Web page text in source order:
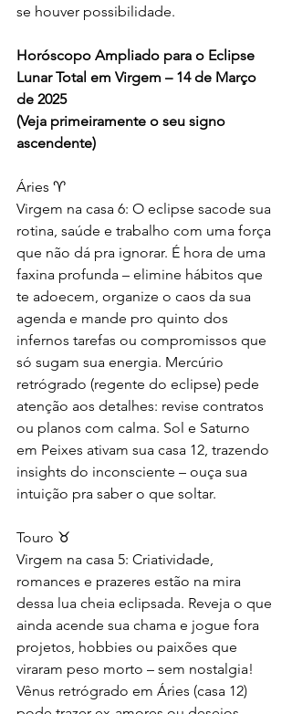
se houver possibilidade.
Horóscopo Ampliado para o Eclipse
Lunar Total em Virgem – 14 de Março
de 2025
(Veja primeiramente o seu signo
ascendente)
Áries ♈
Virgem na casa 6: O eclipse sacode sua
rotina, saúde e trabalho com uma força
que não dá pra ignorar. É hora de uma
faxina profunda – elimine hábitos que
te adoecem, organize o caos da sua
agenda e mande pro quinto dos
infernos tarefas ou compromissos que
só sugam sua energia. Mercúrio
retrógrado (regente do eclipse) pede
atenção aos detalhes: revise contratos
ou planos com calma. Sol e Saturno
em Peixes ativam sua casa 12, trazendo
insights do inconsciente – ouça sua
intuição pra saber o que soltar.
Touro ♉
Virgem na casa 5: Criatividade,
romances e prazeres estão na mira
dessa lua cheia eclipsada. Reveja o que
ainda acende sua chama e jogue fora
projetos, hobbies ou paixões que
viraram peso morto – sem nostalgia!
Vênus retrógrado em Áries (casa 12)